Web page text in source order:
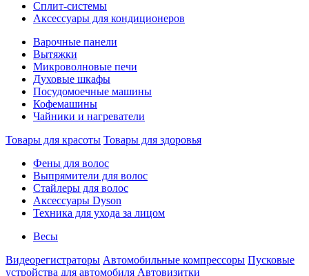
Сплит-системы
Аксессуары для кондиционеров
Варочные панели
Вытяжки
Микроволновые печи
Духовые шкафы
Посудомоечные машины
Кофемашины
Чайники и нагреватели
Товары для красоты Товары для здоровья
Фены для волос
Выпрямители для волос
Стайлеры для волос
Аксессуары Dyson
Техника для ухода за лицом
Весы
Видеорегистраторы Автомобильные компрессоры Пусковые
устройства для автомобиля Автовизитки